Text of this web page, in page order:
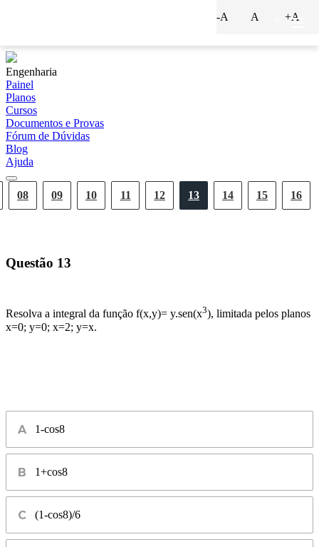
Engenharia
Painel
Planos
Cursos
Documentos e Provas
Fórum de Dúvidas
Blog
Ajuda
08 09 10 11 12 13 14 15 16
-A A +A
Questão 13
Resolva a integral da função f(x,y)= y.sen(x3), limitada pelos planos
x=0; y=0; x=2; y=x.
1-cos8
1+cos8
(1-cos8)/6